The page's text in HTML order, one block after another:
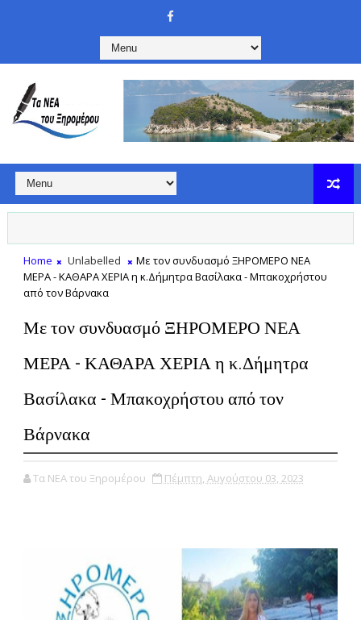
Home Unlabelled
Με τον συνδυασμό ΞΗΡΟΜΕΡΟ ΝΕΑ
ΜΕΡΑ - ΚΑΘΑΡΑ ΧΕΡΙΑ η κ.Δήμητρα Βασίλακα - Μπακοχρήστου
από τον Βάρνακα
Με τον συνδυασμό ΞΗΡΟΜΕΡΟ ΝΕΑ
ΜΕΡΑ - ΚΑΘΑΡΑ ΧΕΡΙΑ η κ.Δήμητρα
Βασίλακα - Μπακοχρήστου από τον
Βάρνακα
Τα ΝΕΑ του Ξηρομέρου Πέμπτη, Αυγούστου 03, 2023